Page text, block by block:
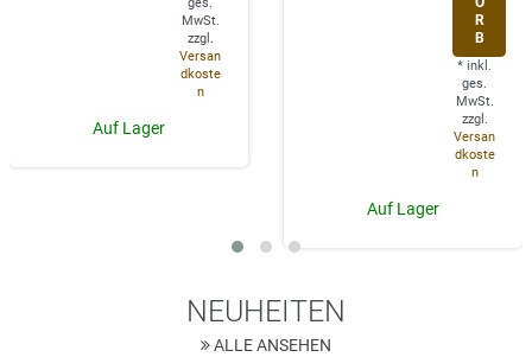
MwSt.
zzgl.
Versan
dkoste
n
Auf Lager
R
B
* inkl.
ges.
MwSt.
zzgl.
Versan
dkoste
n
Auf Lager
NEUHEITEN
ALLE ANSEHEN